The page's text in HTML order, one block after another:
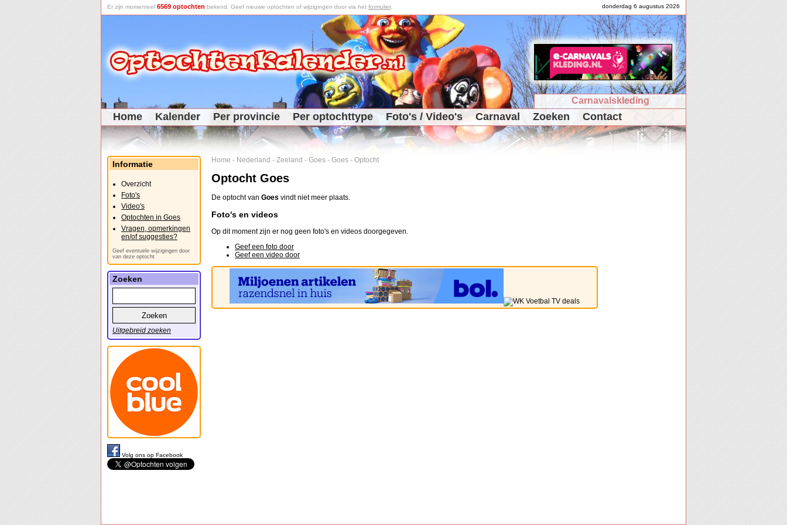
donderdag 6 augustus 2026
Er zijn momenteel 6569 optochten bekend. Geef nieuwe optochten of wijzigingen door via het formulier.
Carnavalskleding
Home Kalender Per provincie Per optochttype Foto's / Video's Carnaval Zoeken Contact
Home - Nederland - Zeeland - Goes - Goes - Optocht
Optocht Goes
De optocht van Goes vindt niet meer plaats.
Foto's en videos
Op dit moment zijn er nog geen foto's en videos doorgegeven.
Geef een foto door
Geef een video door
Informatie
Overzicht
Foto's
Video's
Optochten in Goes
Vragen, opmerkingen
en/of suggesties?
Geef eventuele wijzigingen door
van deze optocht
Zoeken
Uitgebreid zoeken
Volg ons op Facebook